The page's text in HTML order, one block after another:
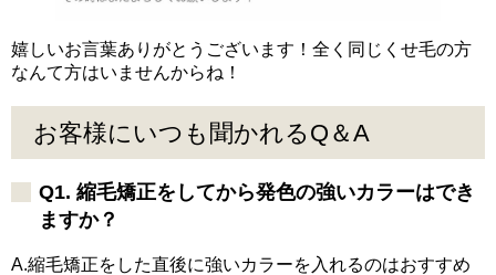
嬉しいお言葉ありがとうございます！全く同じくせ毛の方
なんて方はいませんからね！
お客様にいつも聞かれるQ＆A
Q1. 縮毛矯正をしてから発色の強いカラーはでき
ますか？
A.縮毛矯正をした直後に強いカラーを入れるのはおすすめ